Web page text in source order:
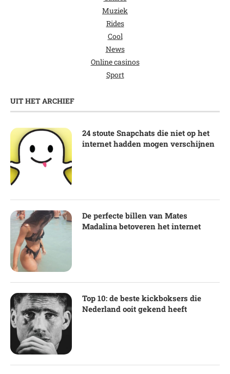
Muziek
Rides
Cool
News
Online casinos
Sport
UIT HET ARCHIEF
24 stoute Snapchats die niet op het
internet hadden mogen verschijnen
De perfecte billen van Mates
Madalina betoveren het internet
Top 10: de beste kickboksers die
Nederland ooit gekend heeft